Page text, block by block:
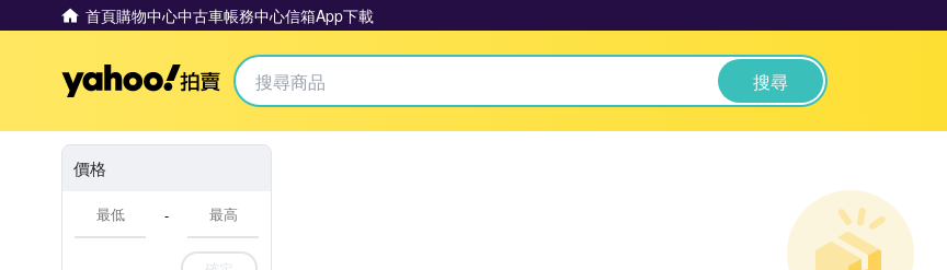
首頁購物中心中古車帳務中心信箱App下載
Yahoo拍賣 搜尋
價格
-